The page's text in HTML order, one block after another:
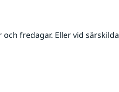
fredagar. Eller vid särskilda